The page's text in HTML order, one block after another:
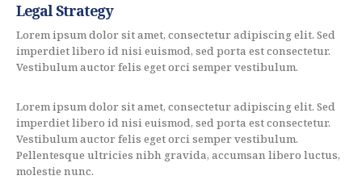
Legal Strategy
Lorem ipsum dolor sit amet, consectetur adipiscing elit. Sed
imperdiet libero id nisi euismod, sed porta est consectetur.
Vestibulum auctor felis eget orci semper vestibulum.
Lorem ipsum dolor sit amet, consectetur adipiscing elit. Sed
imperdiet libero id nisi euismod, sed porta est consectetur.
Vestibulum auctor felis eget orci semper vestibulum.
Pellentesque ultricies nibh gravida, accumsan libero luctus,
molestie nunc.